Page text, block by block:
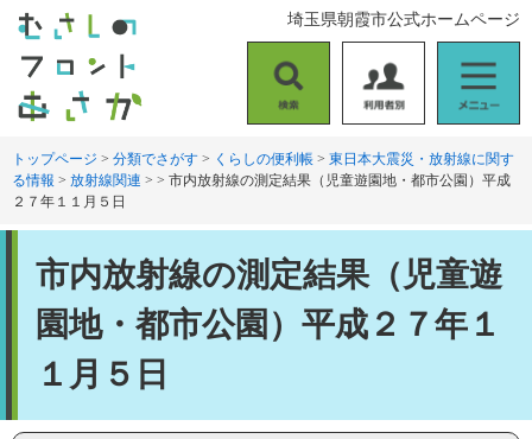
す
。
し
て
索
用
者
別
ニ
ュ
ー
埼玉県朝霞市公式ホームページ
トップページ > 分類でさがす > くらしの便利帳 > 東日本大震災・放射線に関す
る情報 > 放射線関連 > > 市内放射線の測定結果（児童遊園地・都市公園）平成
２７年１１月５日
市内放射線の測定結果（児童遊
園地・都市公園）平成２７年１
１月５日